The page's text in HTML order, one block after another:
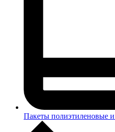
Пакеты полиэтиленовые